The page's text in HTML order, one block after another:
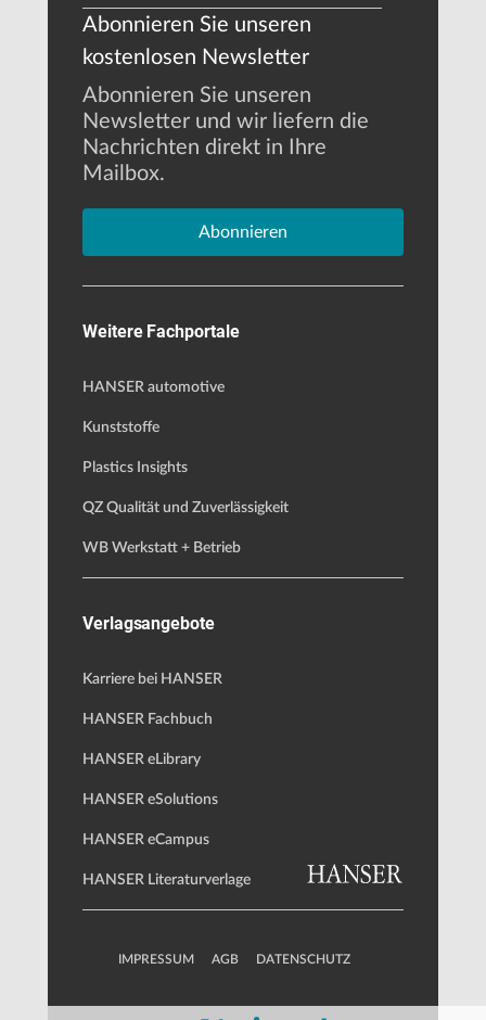
Abonnieren Sie unseren
kostenlosen Newsletter
Abonnieren Sie unseren
Newsletter und wir liefern die
Nachrichten direkt in Ihre
Mailbox.
Abonnieren
Weitere Fachportale
HANSER automotive
Kunststoffe
Plastics Insights
QZ Qualität und Zuverlässigkeit
WB Werkstatt + Betrieb
Verlagsangebote
Karriere bei HANSER
HANSER Fachbuch
HANSER eLibrary
HANSER eSolutions
HANSER eCampus
HANSER Literaturverlage
IMPRESSUM AGB DATENSCHUTZ